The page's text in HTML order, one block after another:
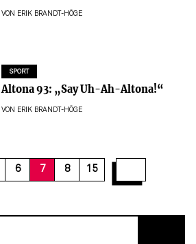
VON ERIK BRANDT-HÖGE
SPORT
Altona 93: „Say Uh-Ah-Altona!“
VON ERIK BRANDT-HÖGE
6 7 8 15
13 15